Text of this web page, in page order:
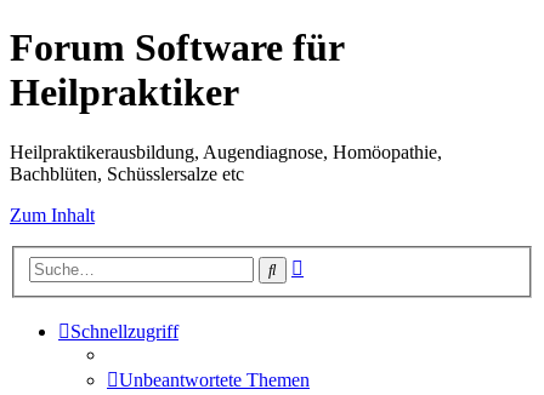
Forum Software für
Heilpraktiker
Heilpraktikerausbildung, Augendiagnose, Homöopathie,
Bachblüten, Schüsslersalze etc
Zum Inhalt
Suche
Schnellzugriff
Unbeantwortete Themen